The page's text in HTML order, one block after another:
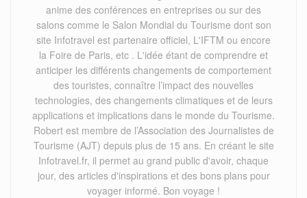
anime des conférences en entreprises ou sur des
salons comme le Salon Mondial du Tourisme dont son
site Infotravel est partenaire officiel, L'IFTM ou encore
la Foire de Paris, etc . L'idée étant de comprendre et
anticiper les différents changements de comportement
des touristes, connaître l’impact des nouvelles
technologies, des changements climatiques et de leurs
applications et implications dans le monde du Tourisme.
Robert est membre de l’Association des Journalistes de
Tourisme (AJT) depuis plus de 15 ans. En créant le site
Infotravel.fr, il permet au grand public d'avoir, chaque
jour, des articles d'inspirations et des bons plans pour
voyager informé. Bon voyage !